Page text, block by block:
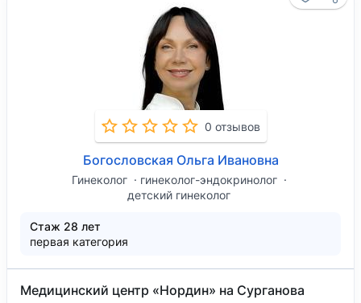
0 отзывов
Богословская Ольга Ивановна
Гинеколог
гинеколог-эндокринолог
детский гинеколог
Стаж 28 лет
первая категория
Медицинский центр «Нордин» на Сурганова